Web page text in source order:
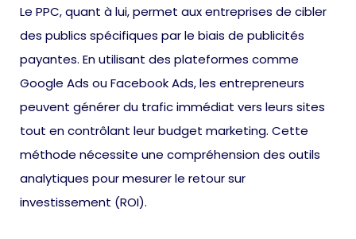
Le PPC, quant à lui, permet aux entreprises de cibler
des publics spécifiques par le biais de publicités
payantes. En utilisant des plateformes comme
Google Ads ou Facebook Ads, les entrepreneurs
peuvent générer du trafic immédiat vers leurs sites
tout en contrôlant leur budget marketing. Cette
méthode nécessite une compréhension des outils
analytiques pour mesurer le retour sur
investissement (ROI).